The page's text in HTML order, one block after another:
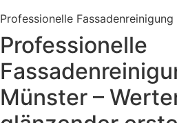
Professionelle
Professionelle
Münster –